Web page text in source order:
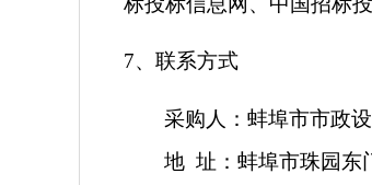
7、联系方式
采购人：蚌埠市市政
地 址：蚌埠市珠园东